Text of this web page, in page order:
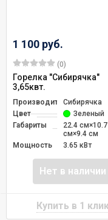
1 100 руб.
(0)
Горелка "Сибирячка"
3,65квт.
ПроизводительСибирячка
Цвет
Зеленый
Габариты
22.4 см×10.7
см×9.4 см
Мощность
3.65 кВт
Нет в наличии